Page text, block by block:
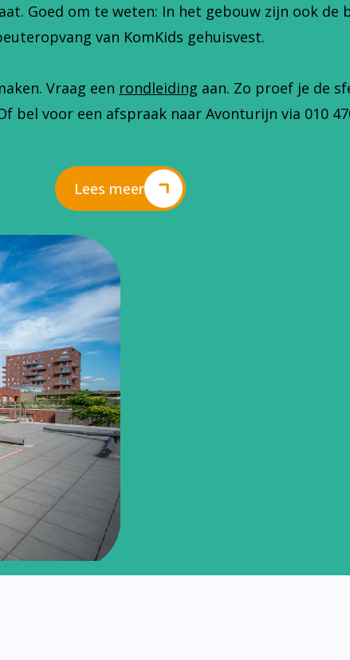
Goed om te weten: In het gebouw zijn ook de
van KomKids gehuisvest.
Vraag een rondleiding aan. Zo proef je de
bel voor een afspraak naar Avonturijn via 010
Lees meer